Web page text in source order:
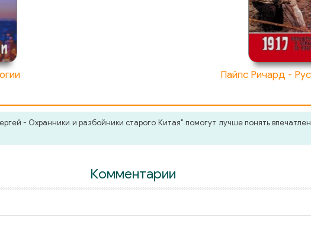
Пайпс Ричард -
- Охранники и разбойники старого Китая" помогут лучше понять
Комментарии